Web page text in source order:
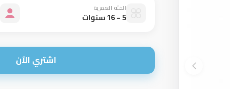
الفئة العمرية
5 – 16 سنوات
اشتري الآن